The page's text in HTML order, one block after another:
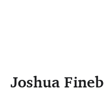
Joshua